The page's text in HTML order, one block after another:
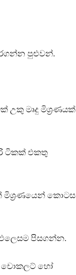
පුළුවන්.
උකු මෘදු මිශ්‍රණයක්
ටිකක් එකතු
මිශ්‍රණයෙන් කොටස
එලෙසම පිසගන්න.
චොකලට් හෝ